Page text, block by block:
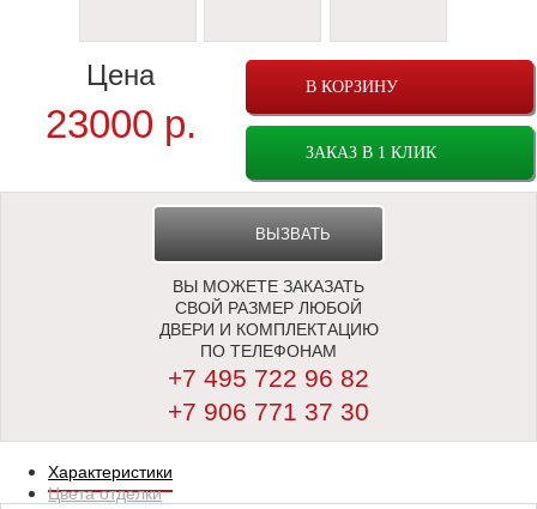
В КОРЗИНУ
ЗАКАЗ В 1 КЛИК
Цена
23000 р.
ВЫЗВАТЬ
ЗАМЕРЩИКА
ВЫ МОЖЕТЕ ЗАКАЗАТЬ
СВОЙ РАЗМЕР ЛЮБОЙ
ДВЕРИ И КОМПЛЕКТАЦИЮ
ПО ТЕЛЕФОНАМ
+7 495 722 96 82
+7 906 771 37 30
Характеристики
Цвета отделки